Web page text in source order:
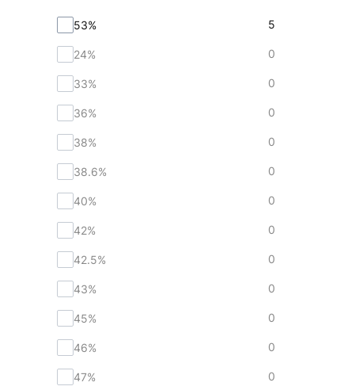
Uwodnienie
53% 5
24% 0
33% 0
36% 0
38% 0
38.6% 0
40% 0
42% 0
42.5% 0
43% 0
45% 0
46% 0
47% 0